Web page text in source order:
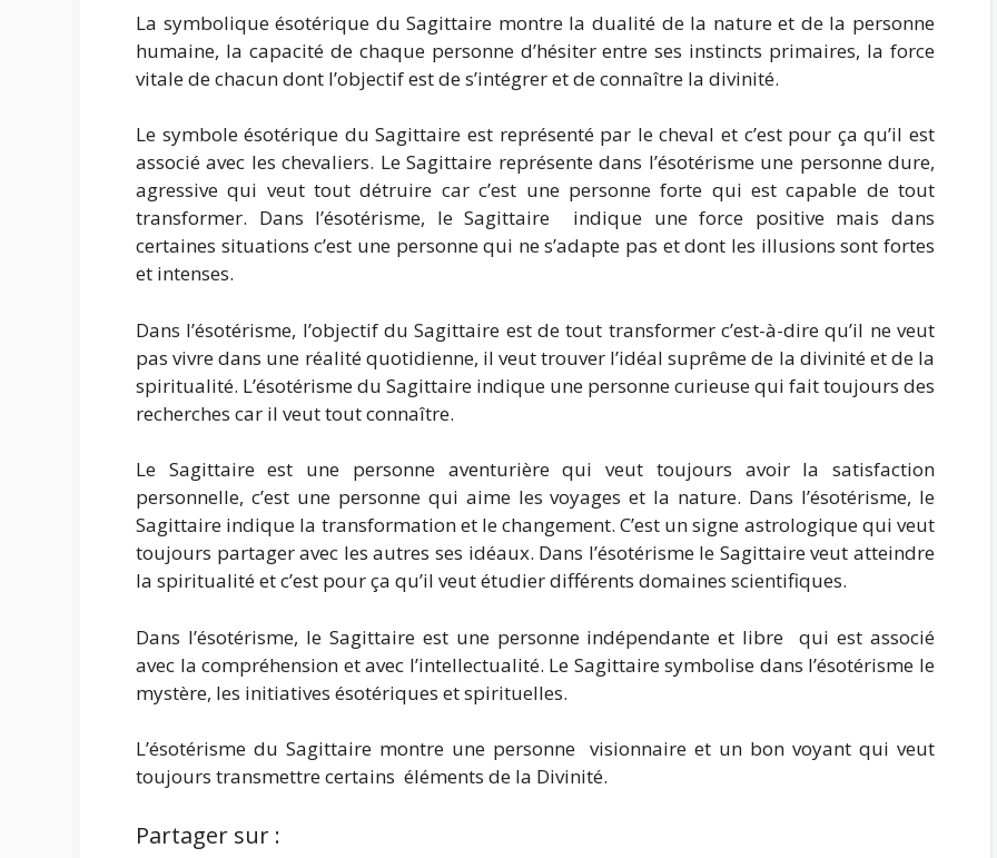
La symbolique ésotérique du Sagittaire montre la dualité de la nature et de la personne
humaine, la capacité de chaque personne d’hésiter entre ses instincts primaires, la force
vitale de chacun dont l’objectif est de s’intégrer et de connaître la divinité.
Le symbole ésotérique du Sagittaire est représenté par le cheval et c’est pour ça qu’il est
associé avec les chevaliers. Le Sagittaire représente dans l’ésotérisme une personne dure,
agressive qui veut tout détruire car c’est une personne forte qui est capable de tout
transformer. Dans l’ésotérisme, le Sagittaire indique une force positive mais dans
certaines situations c’est une personne qui ne s’adapte pas et dont les illusions sont fortes
et intenses.
Dans l’ésotérisme, l’objectif du Sagittaire est de tout transformer c’est-à-dire qu’il ne veut
pas vivre dans une réalité quotidienne, il veut trouver l’idéal suprême de la divinité et de la
spiritualité. L’ésotérisme du Sagittaire indique une personne curieuse qui fait toujours des
recherches car il veut tout connaître.
Le Sagittaire est une personne aventurière qui veut toujours avoir la satisfaction
personnelle, c’est une personne qui aime les voyages et la nature. Dans l’ésotérisme, le
Sagittaire indique la transformation et le changement. C’est un signe astrologique qui veut
toujours partager avec les autres ses idéaux. Dans l’ésotérisme le Sagittaire veut atteindre
la spiritualité et c’est pour ça qu’il veut étudier différents domaines scientifiques.
Dans l’ésotérisme, le Sagittaire est une personne indépendante et libre qui est associé
avec la compréhension et avec l’intellectualité. Le Sagittaire symbolise dans l’ésotérisme le
mystère, les initiatives ésotériques et spirituelles.
L’ésotérisme du Sagittaire montre une personne visionnaire et un bon voyant qui veut
toujours transmettre certains éléments de la Divinité.
Partager sur :